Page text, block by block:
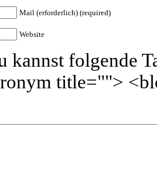
Mail (erforderlich) (required)
Website
kannst folgende
title="">